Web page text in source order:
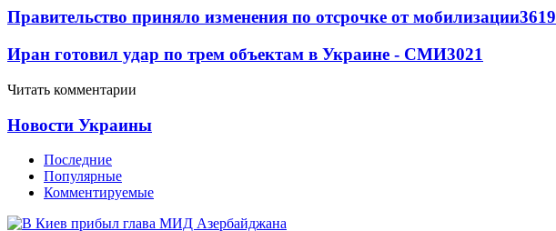
Правительство приняло изменения по отсрочке от мобилизации3619
Иран готовил удар по трем объектам в Украине - СМИ3021
Читать комментарии
Новости Украины
Последние
Популярные
Комментируемые